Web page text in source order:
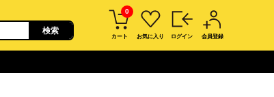
0
カート お気に入り ログイン 会員登録